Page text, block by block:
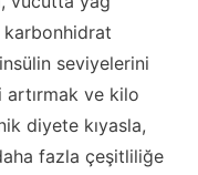
karbonhidrat
seviyelerini
artırmak ve kilo
diyete kıyasla,
fazla çeşitliliğe